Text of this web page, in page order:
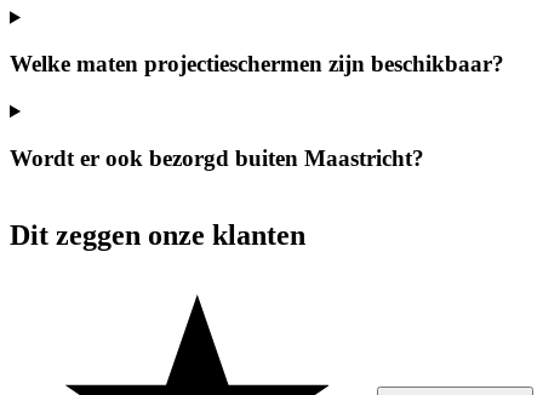
Welke maten projectieschermen zijn beschikbaar?
Wordt er ook bezorgd buiten Maastricht?
Dit zeggen onze klanten